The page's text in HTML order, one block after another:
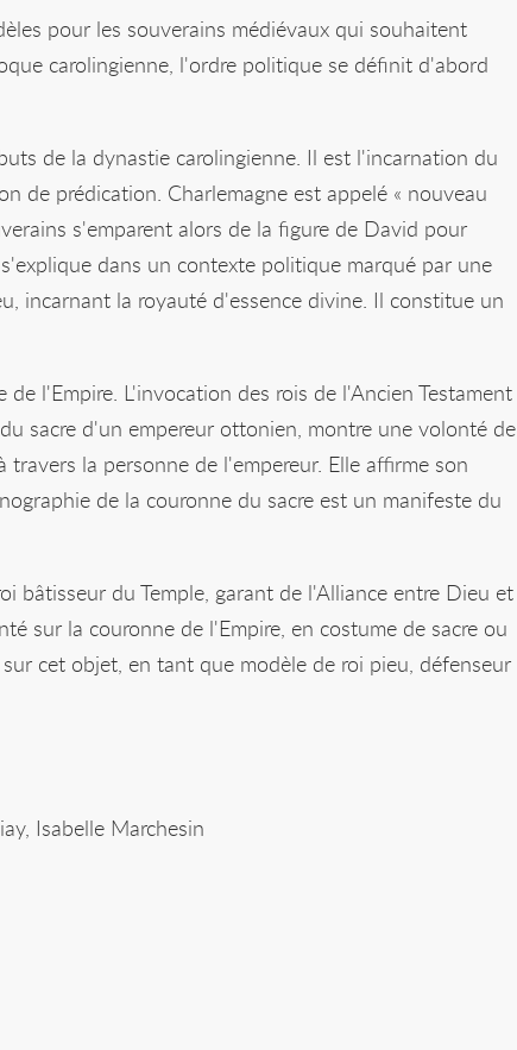
pour les souverains médiévaux qui souhaitent
carolingienne, l'ordre politique se définit d'abord
de la dynastie carolingienne. Il est l'incarnation du
de prédication. Charlemagne est appelé « nouveau
s'emparent alors de la figure de David pour
dans un contexte politique marqué par une
incarnant la royauté d'essence divine. Il constitue un
l'Empire. L'invocation des rois de l'Ancien Testament
sacre d'un empereur ottonien, montre une volonté de
la personne de l'empereur. Elle affirme son
de la couronne du sacre est un manifeste du
bâtisseur du Temple, garant de l'Alliance entre Dieu et
sur la couronne de l'Empire, en costume de sacre ou
cet objet, en tant que modèle de roi pieu, défenseur
Isabelle Marchesin